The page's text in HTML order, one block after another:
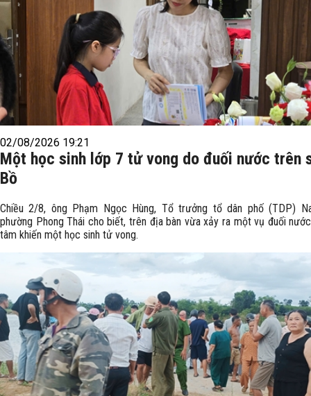
02/08/2026 19:21
Một học sinh lớp 7 tử vong do đuối nước trên
Bồ
Chiều 2/8, ông Phạm Ngọc Hùng, Tổ trưởng tổ dân phố (TDP)
phường Phong Thái cho biết, trên địa bàn vừa xảy ra một vụ đuối
tâm khiến một học sinh tử vong.